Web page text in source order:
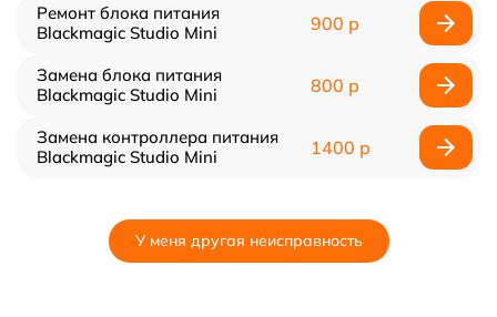
Ремонт блока питания
Blackmagic Studio Mini
900 р
Замена блока питания
Blackmagic Studio Mini
800 р
Замена контроллера питания
Blackmagic Studio Mini
1400 р
У меня другая неисправность